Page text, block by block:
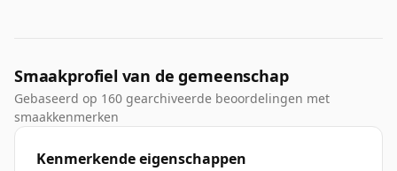
Smaakprofiel van de gemeenschap
Gebaseerd op 160 gearchiveerde beoordelingen met
smaakkenmerken
Kenmerkende eigenschappen